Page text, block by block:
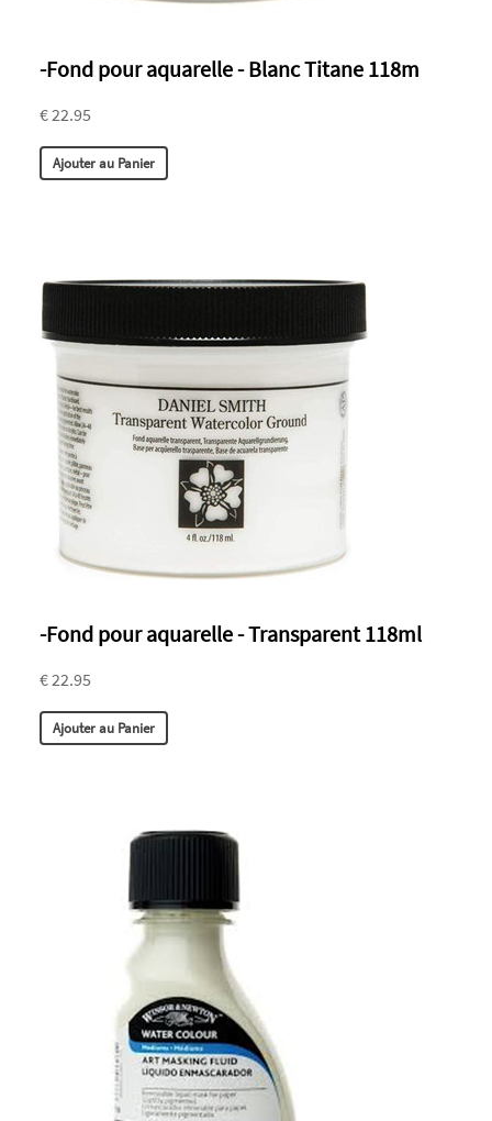
-Fond pour aquarelle - Blanc Titane 118m
€ 22.95
Ajouter au Panier
-Fond pour aquarelle - Transparent 118ml
€ 22.95
Ajouter au Panier